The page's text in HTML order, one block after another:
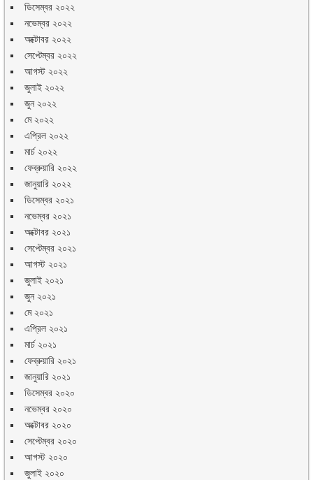
ডিসেম্বর ২০২২
নভেম্বর ২০২২
অক্টোবর ২০২২
সেপ্টেম্বর ২০২২
আগস্ট ২০২২
জুলাই ২০২২
জুন ২০২২
মে ২০২২
এপ্রিল ২০২২
মার্চ ২০২২
ফেব্রুয়ারি ২০২২
জানুয়ারি ২০২২
ডিসেম্বর ২০২১
নভেম্বর ২০২১
অক্টোবর ২০২১
সেপ্টেম্বর ২০২১
আগস্ট ২০২১
জুলাই ২০২১
জুন ২০২১
মে ২০২১
এপ্রিল ২০২১
মার্চ ২০২১
ফেব্রুয়ারি ২০২১
জানুয়ারি ২০২১
ডিসেম্বর ২০২০
নভেম্বর ২০২০
অক্টোবর ২০২০
সেপ্টেম্বর ২০২০
আগস্ট ২০২০
জুলাই ২০২০